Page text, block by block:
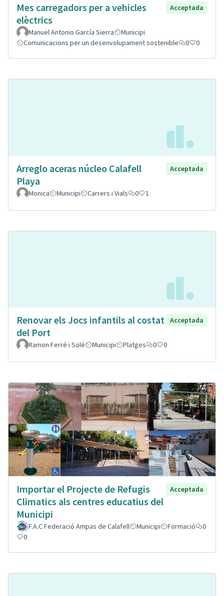
Mes carregadors per a vehicles
elèctrics
Acceptada
Manuel Antonio García Sierra
Municipi
Comunicacions per un desenvolupament sostenible
0 0
Arreglo aceras núcleo Calafell
Playa
Acceptada
Monica Municipi Carrers i Vials 0 1
Renovar els Jocs infantils al costat
del Port
Acceptada
Ramon Ferré i Solé Municipi Platges 0 0
Importar el Projecte de Refugis
Climatics als centres educatius del
Municipi
Acceptada
F.A.C Federació Ampas de Calafell Municipi Formació
0
0